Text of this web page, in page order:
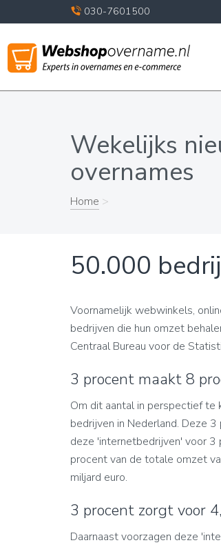
030-7601500
Wekelijks
overnames
Home >
50.000
Voornamelijk webwinkels,
bedrijven die hun omzet
Centraal Bureau voor de
3 procent maakt 8
Om dit aantal in perspectief
bedrijven in Nederland. Deze
deze 'internetbedrijven' voor 3
procent van de totale omzet
miljard euro.
3 procent zorgt voor
Daarnaast voorzagen deze